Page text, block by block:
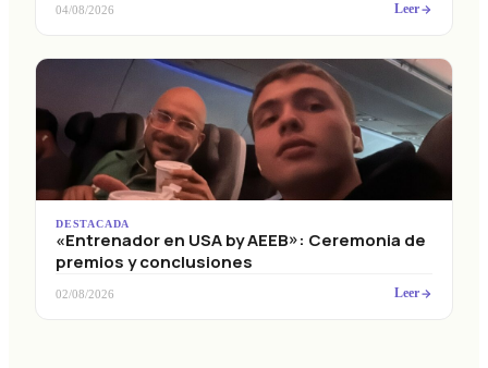
04/08/2026 Leer
DESTACADA
«Entrenador en USA by AEEB»: Ceremonia de
premios y conclusiones
02/08/2026 Leer